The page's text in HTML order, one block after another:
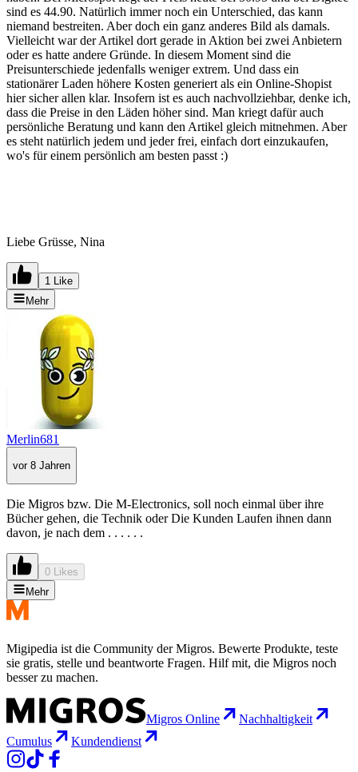
sind es 44.90. Natürlich immer noch ein Unterschied, das kann
niemand bestreiten. Aber doch ein ganz anderes Bild als damals.
Vielleicht war der Artikel dort gerade in Aktion bei zwei Anbietern
oder es hatte andere Gründe. In diesem Moment sind die
Preisunterschiede jedenfalls weniger extrem. Und dass ein
stationärer Laden höhere Kosten generiert als ein Online-Shopist
hier sicher allen klar. Insofern ist es auch nachvollziehbar, denke ich,
dass die Preise in den Läden höher sind. Man kriegt dafür auch
persönliche Beratung und kann den Artikel gleich mitnehmen. Aber
es steht natürlich jedem und jeder frei, einfach dort einzukaufen,
wo's für einem persönlich am besten passt :)
Liebe Grüsse, Nina
1 Like
Mehr
Merlin681
vor 8 Jahren
Die Migros bzw. Die M-Electronics, soll noch einmal über ihre
Bücher gehen, die Technik oder Die Kunden Laufen ihnen dann
davon, je nach dem . . . . . .
0 Likes
Mehr
Migipedia ist die Community der Migros. Bewerte Produkte, teste
sie gratis, stelle und beantworte Fragen. Hilf mit, die Migros noch
besser zu machen.
Migros Online
Nachhaltigkeit
Cumulus
Kundendienst